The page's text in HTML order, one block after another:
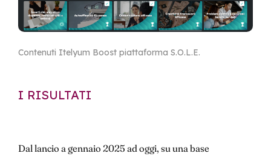
Contenuti Itelyum Boost piattaforma S.O.L.E.
I RISULTATI
Dal lancio a gennaio 2025 ad oggi, su una base